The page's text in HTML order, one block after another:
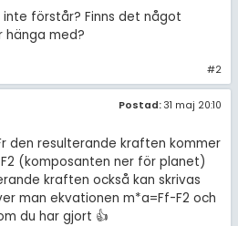
förstår? Finns det något
hänga med?
#2
Postad: 31 maj 20:10
den resulterande kraften kommer
(komposanten ner för planet)
kraften också kan skrivas
man ekvationen m*a=Ff-F2 och
du har gjort 👍